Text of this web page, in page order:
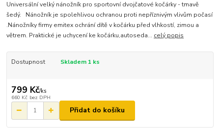
Universální velký nánožník pro sportovní dvojčatové kočárky - tmavě
šedý. Nánožník je spolehlivou ochranou proti nepříznivým vlivům počasí
.Nánožníky firmy emitex ochrání dítě v kočárku před vlhkostí, zimou a
větrem. Praktické je uchycení ke kočárku,autoseda... celý popis
Dostupnost Skladem 1 ks
799 Kč/ks
660 Kč bez DPH
Přidat do košíku